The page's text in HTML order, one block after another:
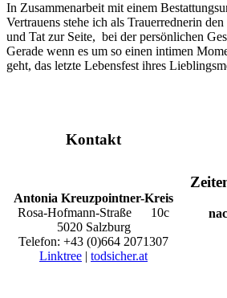
In Zusammenarbeit mit einem
Vertrauens stehe ich als Trauerrednerin
und Tat zur Seite, bei der persönlichen
Gerade wenn es um so einen intimen
geht, das letzte Lebensfest ihres
Kontakt
Antonia Kreuzpointner-Kreis
Rosa-Hofmann-Straße 10c
5020 Salzburg
Telefon: +43 (0)664 2071307
Linktree | todsicher.at